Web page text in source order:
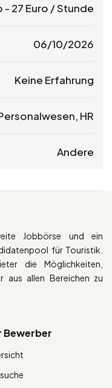
- 27 Euro / Stunde
06/10/2026
Keine Erfahrung
HR
Andere
Jobbörse und ein
für Touristik.
die Möglichkeiten,
aus allen Bereichen zu
Bewerber